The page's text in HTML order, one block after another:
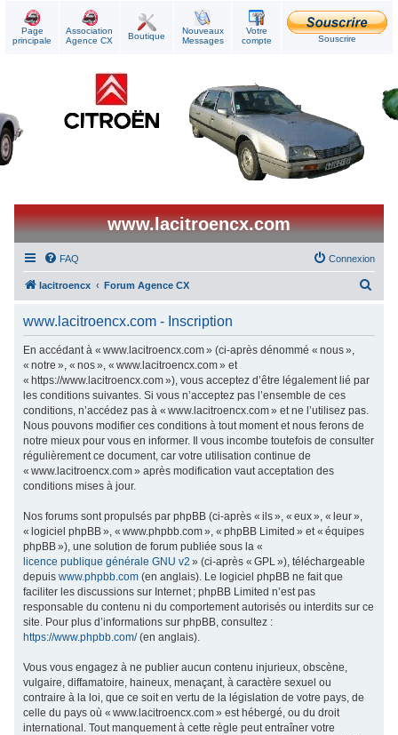
Page
principale
Association
Agence CX
Boutique
Nouveaux
Messages
Votre
compte
Souscrire
www.lacitroencx.com
FAQ Connexion
lacitroencx Forum Agence CX
www.lacitroencx.com - Inscription
En accédant à « www.lacitroencx.com » (ci-après dénommé « nous »,
« notre », « nos », « www.lacitroencx.com » et
« https://www.lacitroencx.com »), vous acceptez d’être légalement lié par
les conditions suivantes. Si vous n’acceptez pas l’ensemble de ces
conditions, n’accédez pas à « www.lacitroencx.com » et ne l’utilisez pas.
Nous pouvons modifier ces conditions à tout moment et nous ferons de
notre mieux pour vous en informer. Il vous incombe toutefois de consulter
régulièrement ce document, car votre utilisation continue de
« www.lacitroencx.com » après modification vaut acceptation des
conditions mises à jour.
Nos forums sont propulsés par phpBB (ci-après « ils », « eux », « leur »,
« logiciel phpBB », « www.phpbb.com », « phpBB Limited » et « équipes
phpBB »), une solution de forum publiée sous la «
licence publique générale GNU v2 » (ci-après « GPL »), téléchargeable
depuiswww.phpbb.com (en anglais). Le logiciel phpBB ne fait que
faciliter les discussions sur Internet ; phpBB Limited n’est pas
responsable du contenu ni du comportement autorisés ou interdits sur ce
site. Pour plus d’informations sur phpBB, consultez :
https://www.phpbb.com/(en anglais).
Vous vous engagez à ne publier aucun contenu injurieux, obscène,
vulgaire, diffamatoire, haineux, menaçant, à caractère sexuel ou
contraire à la loi, que ce soit en vertu de la législation de votre pays, de
celle du pays où « www.lacitroencx.com » est hébergé, ou du droit
international. Tout manquement à cette règle peut entraîner votre